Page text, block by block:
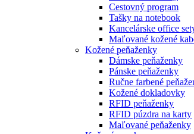
Cestovný program
Tašky na notebook
Kancelárske office
Maľované kožené
Kožené peňaženky
Dámske peňaženky
Pánske peňaženky
Ručne farbené
Kožené dokladovky
RFID peňaženky
RFID púzdra na karty
Maľované peňaženky